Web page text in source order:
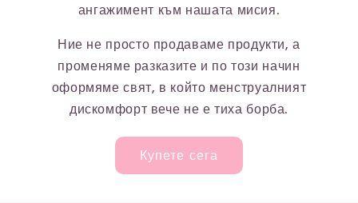
ангажимент към нашата мисия.
Ние не просто продаваме продукти, а
променяме разказите и по този начин
оформяме свят, в който менструалният
дискомфорт вече не е тиха борба.
Купете сега